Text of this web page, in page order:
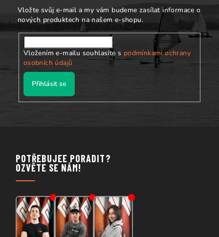
Vložte svůj e-mail a my vám budeme zasílat informace o
nových produktech na našem e-shopu.
Vložením e-mailu souhlasíte s podmínkami ochrany
osobních údajů
Přihlásit se
POTŘEBUJEE PORADIT?
OZVĚTE SE NÁM!